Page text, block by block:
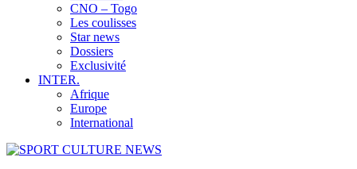
CNO – Togo
Les coulisses
Star news
Dossiers
Exclusivité
INTER.
Afrique
Europe
International